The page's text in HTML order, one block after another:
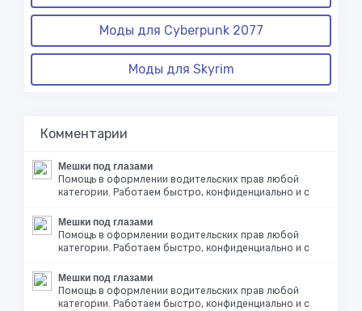
Моды для Cyberpunk 2077
Моды для Skyrim
Комментарии
Мешки под глазами
Помощь в оформлении водительских прав любой
категории. Работаем быстро, конфиденциально и с
Мешки под глазами
Помощь в оформлении водительских прав любой
категории. Работаем быстро, конфиденциально и с
Мешки под глазами
Помощь в оформлении водительских прав любой
категории. Работаем быстро, конфиденциально и с